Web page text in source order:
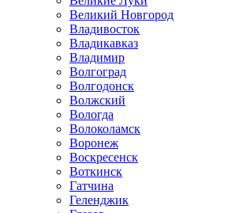
Великий Новгород
Владивосток
Владикавказ
Владимир
Волгоград
Волгодонск
Волжский
Вологда
Волоколамск
Воронеж
Воскресенск
Воткинск
Гатчина
Геленджик